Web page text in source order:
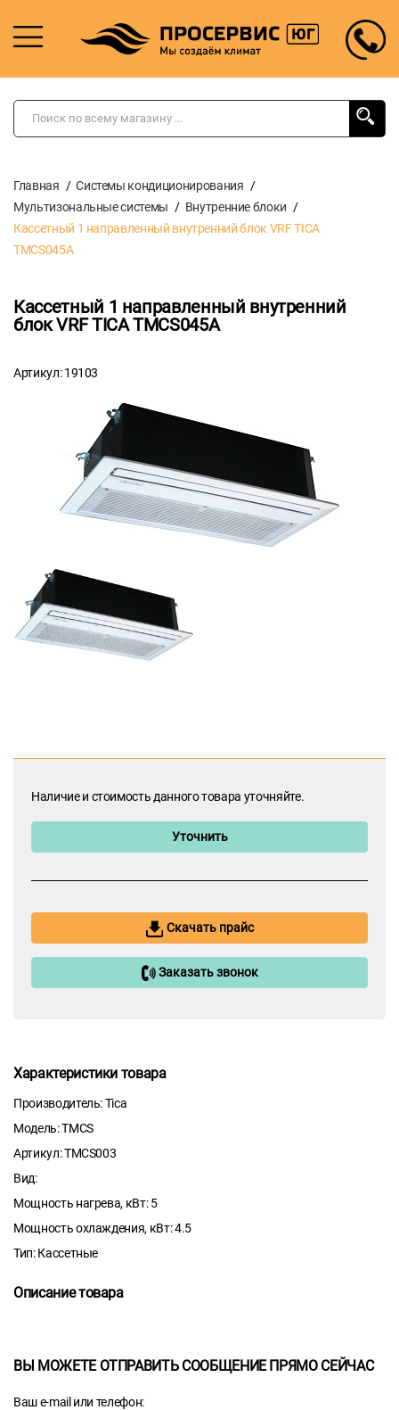
Главная
Системы кондиционирования
Мультизональные системы
Внутренние блоки
Кассетный 1 направленный внутренний блок VRF TICA
TMCS045A
Кассетный 1 направленный внутренний
блок VRF TICA TMCS045A
Артикул: 19103
Наличие и стоимость данного товара уточняйте.
Уточнить
Скачать прайс
Заказать звонок
Характеристики товара
Производитель: Tica
Модель: TMCS
Артикул: TMCS003
Вид:
Мощность нагрева, кВт: 5
Мощность охлаждения, кВт: 4.5
Тип: Кассетные
Описание товара
ВЫ МОЖЕТЕ ОТПРАВИТЬ СООБЩЕНИЕ ПРЯМО СЕЙЧАС
Ваш e-mail или телефон: